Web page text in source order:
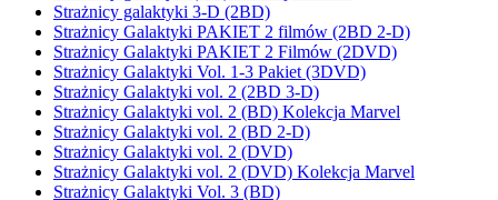
Strażnicy galaktyki 3-D (2BD)
Strażnicy Galaktyki PAKIET 2 filmów (2BD 2-D)
Strażnicy Galaktyki PAKIET 2 Filmów (2DVD)
Strażnicy Galaktyki Vol. 1-3 Pakiet (3DVD)
Strażnicy Galaktyki vol. 2 (2BD 3-D)
Strażnicy Galaktyki vol. 2 (BD) Kolekcja Marvel
Strażnicy Galaktyki vol. 2 (BD 2-D)
Strażnicy Galaktyki vol. 2 (DVD)
Strażnicy Galaktyki vol. 2 (DVD) Kolekcja Marvel
Strażnicy Galaktyki Vol. 3 (BD)